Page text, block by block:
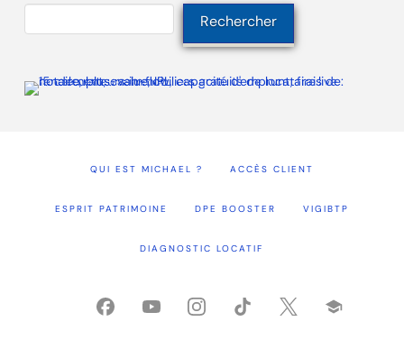
Rechercher
QUI EST MICHAEL ? ACCÈS CLIENT
ESPRIT PATRIMOINE DPE BOOSTER VIGIBTP
DIAGNOSTIC LOCATIF